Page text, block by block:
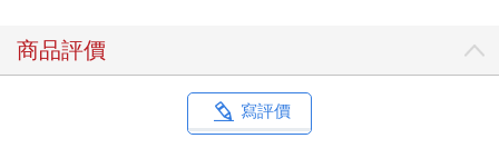
自己受過傷的人，就算只是片刻。
「我不是一個感情用事的人，」企業主管馬瑟後來談到他看到泰
麗紀錄片那晚時，說道：「但我和妻子有兩個孩子，我不會羞於
商品評價
寫評價